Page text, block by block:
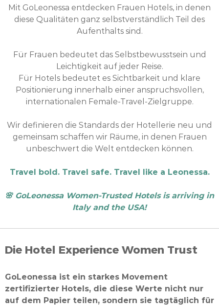
Mit GoLeonessa entdecken Frauen Hotels, in denen
diese Qualitäten ganz selbstverständlich Teil des
Aufenthalts sind.
Für Frauen bedeutet das Selbstbewusstsein und
Leichtigkeit auf jeder Reise.
Für Hotels bedeutet es Sichtbarkeit und klare
Positionierung innerhalb einer anspruchsvollen,
internationalen Female-Travel-Zielgruppe.
Wir definieren die Standards der Hotellerie neu und
gemeinsam schaffen wir Räume, in denen Frauen
unbeschwert die Welt entdecken können.
Travel bold. Travel safe. Travel like a Leonessa.
🌸 GoLeonessa Women-Trusted Hotels is arriving in
Italy and the USA!
Die Hotel Experience Women Trust
GoLeonessa ist ein starkes Movement
zertifizierter Hotels, die diese Werte nicht nur
auf dem Papier teilen, sondern sie tagtäglich für